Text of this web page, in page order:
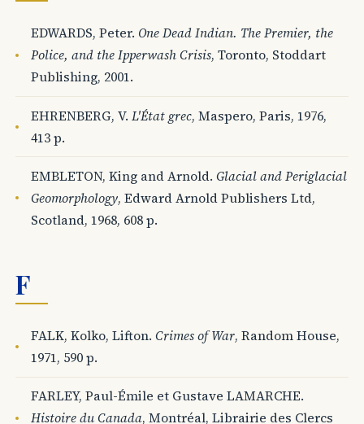
EDWARDS, Peter. One Dead Indian. The Premier, the
Police, and the Ipperwash Crisis, Toronto, Stoddart
Publishing, 2001.
EHRENBERG, V.L'État grec, Maspero, Paris, 1976,
413 p.
EMBLETON, King and Arnold.Glacial and Periglacial
Geomorphology, Edward Arnold Publishers Ltd,
Scotland, 1968, 608 p.
F
FALK, Kolko, Lifton.Crimes of War, Random House,
1971, 590 p.
FARLEY, Paul-Émile et Gustave LAMARCHE.
Histoire du Canada, Montréal, Librairie des Clercs